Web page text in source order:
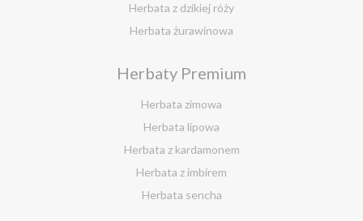
Herbata z dzikiej róży
Herbata żurawinowa
Ostrokrzew paragwajski
Hibiskus herbata
Herbata różana
Herbata z lukrecji
Herbata z rokitnika
Herbata jesienna
Herbaty Premium
Herbata zimowa
Herbata lipowa
Herbata z kardamonem
Herbata z imbirem
Herbata sencha